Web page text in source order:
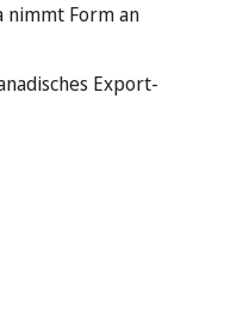
nimmt Form an
Export-